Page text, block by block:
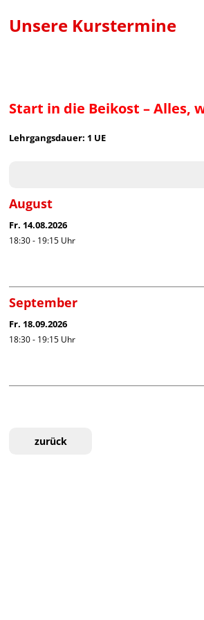
Unsere Kurstermine
Start in die Beikost – Alles,
Lehrgangsdauer: 1 UE
August
Fr. 14.08.2026
18:30 - 19:15 Uhr
September
Fr. 18.09.2026
18:30 - 19:15 Uhr
zurück